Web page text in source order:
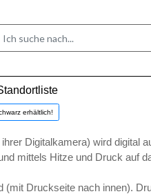
erhältlich!
Digitalkamera) wird digital
mittels Hitze und Druck auf
(mit Druckseite nach innen).